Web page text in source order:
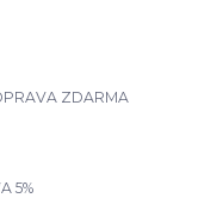
ZDARMA
5%